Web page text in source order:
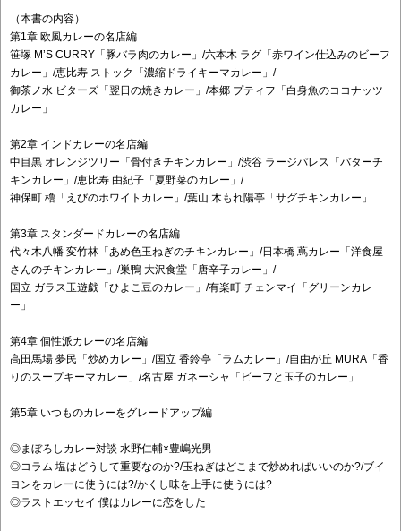
（本書の内容）
第1章 欧風カレーの名店編
笹塚 M’S CURRY「豚バラ肉のカレー」/六本木 ラグ「赤ワイン仕込みのビーフ
カレー」/恵比寿 ストック「濃縮ドライキーマカレー」/
御茶ノ水 ビターズ「翌日の焼きカレー」/本郷 プティフ「白身魚のココナッツ
カレー」
第2章 インドカレーの名店編
中目黒 オレンジツリー「骨付きチキンカレー」/渋谷 ラージパレス「バターチ
キンカレー」/恵比寿 由紀子「夏野菜のカレー」/
神保町 櫓「えびのホワイトカレー」/葉山 木もれ陽亭「サグチキンカレー」
第3章 スタンダードカレーの名店編
代々木八幡 変竹林「あめ色玉ねぎのチキンカレー」/日本橋 蔦カレー「洋食屋
さんのチキンカレー」/巣鴨 大沢食堂「唐辛子カレー」/
国立 ガラス玉遊戯「ひよこ豆のカレー」/有楽町 チェンマイ「グリーンカレ
ー」
第4章 個性派カレーの名店編
高田馬場 夢民「炒めカレー」/国立 香鈴亭「ラムカレー」/自由が丘 MURA「香
りのスープキーマカレー」/名古屋 ガネーシャ「ビーフと玉子のカレー」
第5章 いつものカレーをグレードアップ編
◎まぼろしカレー対談 水野仁輔×豊嶋光男
◎コラム 塩はどうして重要なのか?/玉ねぎはどこまで炒めればいいのか?/ブイ
ヨンをカレーに使うには?/かくし味を上手に使うには?
◎ラストエッセイ 僕はカレーに恋をした